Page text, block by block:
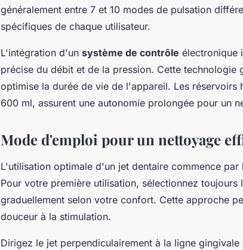
généralement entre 7 et 10 modes de pulsation
spécifiques de chaque utilisateur.
L'intégration d'un système de contrôle électronique
précise du débit et de la pression. Cette technologie
optimise la durée de vie de l'appareil. Les réservoirs
600 ml, assurent une autonomie prolongée pour un
Mode d'emploi pour un nettoyage
L'utilisation optimale d'un jet dentaire commence par
Pour votre première utilisation, sélectionnez toujours
graduellement selon votre confort. Cette approche
douceur à la stimulation.
Dirigez le jet perpendiculairement à la ligne